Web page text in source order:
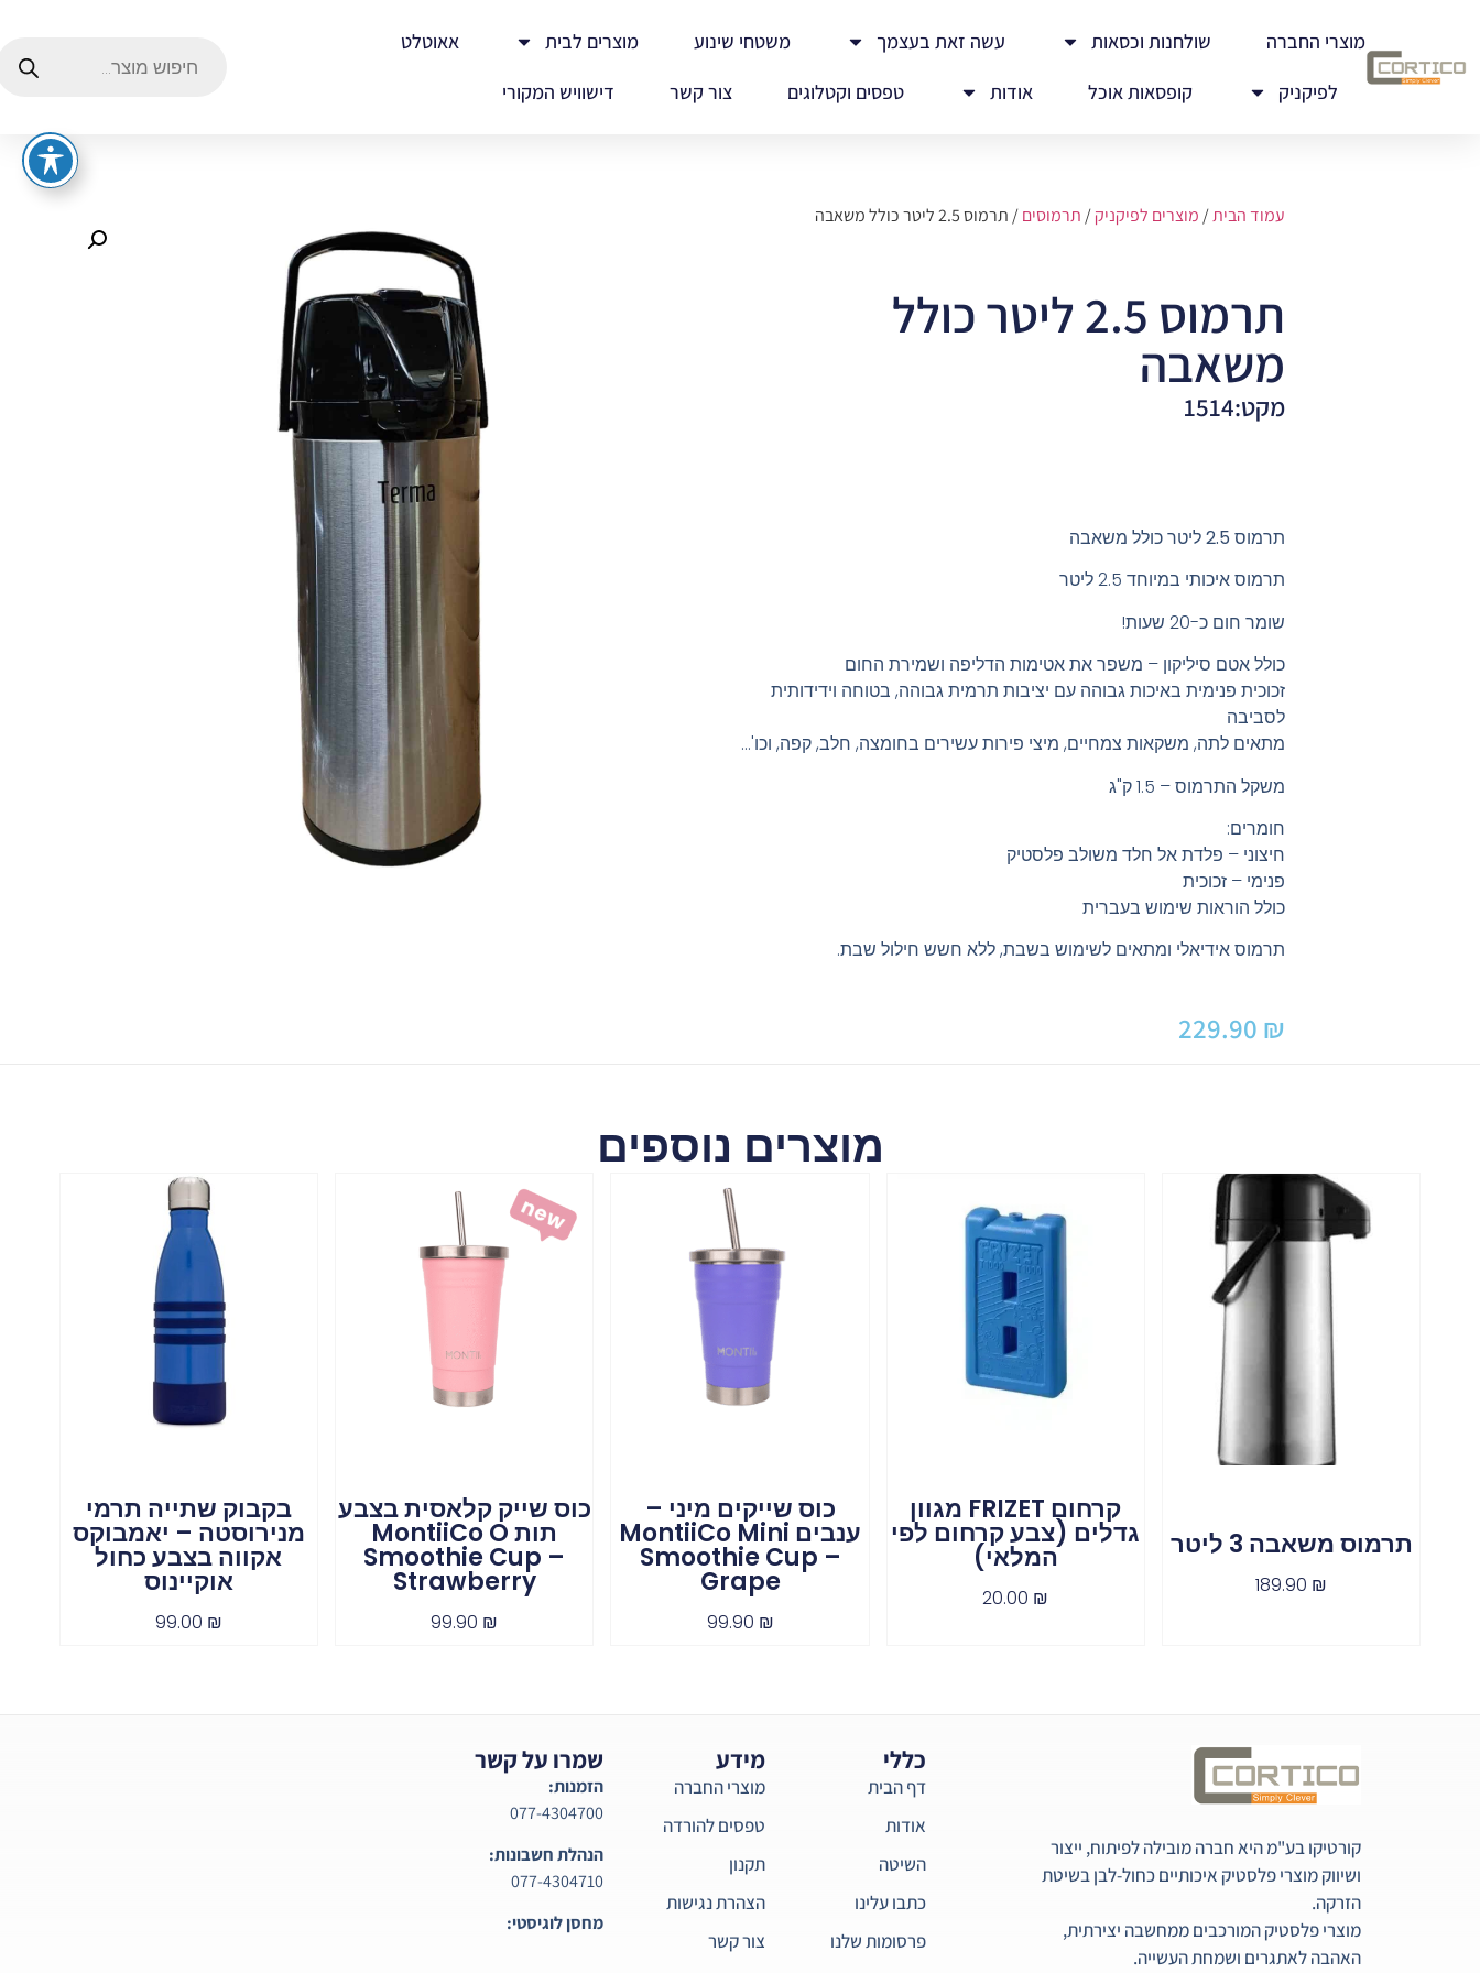
מוצרי החברה שולחנות וכסאות עשה זאת בעצמך משטחי שינוע מוצרים לבית
אאוטלט
לפיקניק
קופסאות אוכל אודות טפסים וקטלוגים צור קשר דישוויש המקורי
עמוד הבית/ מוצרים לפיקניק/ תרמוסים/ תרמוס 2.5 ליטר כולל משאבה
תרמוס 2.5 ליטר כולל
משאבה
מקט:1514
תרמוס 2.5 ליטר כולל משאבה
תרמוס איכותי במיוחד 2.5 ליטר
שומר חום כ-20 שעות!
כולל אטם סיליקון – משפר את אטימות הדליפה ושמירת החום
זכוכית פנימית באיכות גבוהה עם יציבות תרמית גבוהה, בטוחה וידידותית
לסביבה
מתאים לתה, משקאות צמחיים, מיצי פירות עשירים בחומצה, חלב, קפה, וכו'…
משקל התרמוס – 1.5 ק"ג
חומרים:
חיצוני – פלדת אל חלד משולב פלסטיק
פנימי – זכוכית
כולל הוראות שימוש בעברית
תרמוס אידיאלי ומתאים לשימוש בשבת, ללא חשש חילול שבת.
229.90 ₪
מוצרים נוספים
תרמוס משאבה 3 ליטר
189.90 ₪
קרחום FRIZET מגוון
גדלים (צבע קרחום לפי
המלאי)
20.00 ₪
כוס שייקים מיני –
ענבים MontiiCo Mini
Smoothie Cup –
Grape
99.90 ₪
כוס שייק קלאסית בצבע
תות MontiiCo O
Smoothie Cup –
Strawberry
99.90 ₪
בקבוק שתייה תרמי
מנירוסטה – יאמבוקס
אקווה בצבע כחול
אוקיינוס
99.00 ₪
קורטיקו בע"מ היא חברה מובילה לפיתוח, ייצור
ושיווק מוצרי פלסטיק איכותיים כחול-לבן בשיטת
הזרקה.
מוצרי פלסטיק המורכבים ממחשבה יצירתית,
האהבה לאתגרים ושמחת העשייה.
כללי
דף הבית
אודות
השיטה
כתבו עלינו
פרסומות שלנו
מידע
מוצרי החברה
טפסים להורדה
תקנון
הצהרת נגישות
צור קשר
שמרו על קשר
הזמנות:
077-4304700
הנהלת חשבונות:
077-4304710
מחסן לוגיסטי: